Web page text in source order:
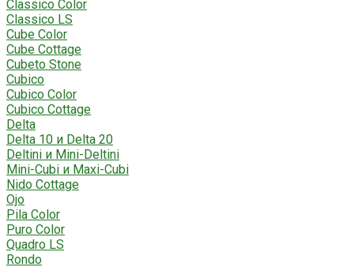
Classico Color
Classico LS
Cube Color
Cube Cottage
Cubeto Stone
Cubico
Cubico Color
Cubico Cottage
Delta
Delta 10 и Delta 20
Deltini и Mini-Deltini
Mini-Cubi и Maxi-Cubi
Nido Cottage
Ojo
Pila Color
Puro Color
Quadro LS
Rondo